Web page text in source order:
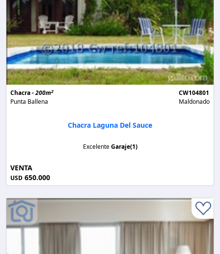
Chacra -200m2
Punta Ballena
CW104801
Maldonado
Chacra Laguna Del Sauce
ExcelenteGaraje(1)
VENTA
USD 650.000